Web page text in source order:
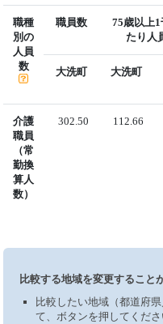
職種
別の
人員
数
職員数
75歳以上
たり人
大洗町
大洗町
介護
職員
（常
勤換
算人
数）
302.50 112.66
比較する地域を変更すること
比較したい地域（都道府
て、ボタンを押してくださ